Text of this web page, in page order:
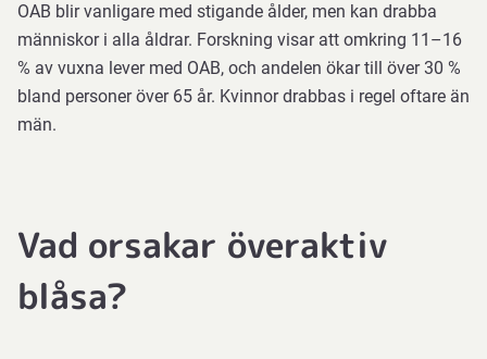
OAB blir vanligare med stigande ålder, men kan drabba
människor i alla åldrar. Forskning visar att omkring 11–16
% av vuxna lever med OAB, och andelen ökar till över 30 %
bland personer över 65 år. Kvinnor drabbas i regel oftare än
män.
Vad orsakar överaktiv
blåsa?
hålla
dig
från
att
kissa
stärka
bäckenbotten
med